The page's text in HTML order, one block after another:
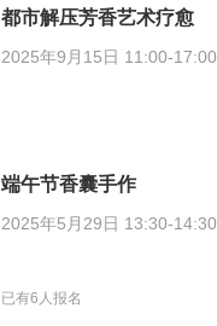
都市解压芳香艺术疗愈
2025年9月15日 11:00-17:00
端午节香囊手作
2025年5月29日 13:30-14:30
已有6人报名